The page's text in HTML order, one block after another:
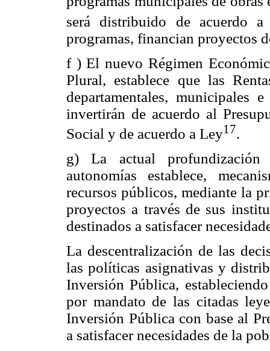
será distribuido de acuerdo
programas, financian proyectos
f ) El nuevo Régimen
Plural, establece que las
departamentales, municipales
invertirán de acuerdo al
Social y de acuerdo a Ley17.
g) La actual profundización
autonomías establece,
recursos públicos, mediante la
proyectos a través de sus
destinados a satisfacer
La descentralización de las
las políticas asignativas y
Inversión Pública,
por mandato de las citadas
Inversión Pública con base al
a satisfacer necesidades de la